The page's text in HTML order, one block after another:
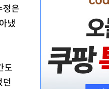
정은
냈
도
던